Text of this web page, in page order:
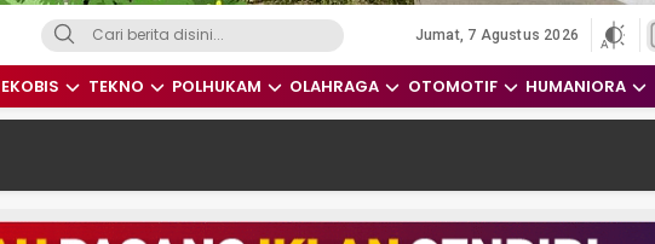
Indonesia dan Dunia
Jumat, 7 Agustus 2026
EKOBIS TEKNO POLHUKAM OLAHRAGA OTOMOTIF HUMANIORA